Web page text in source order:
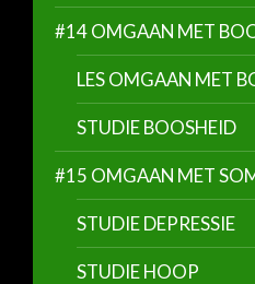
#14 OMGAAN MET
LES OMGAAN MET
STUDIE BOOSHEID
#15 OMGAAN MET
STUDIE DEPRESSIE
STUDIE HOOP